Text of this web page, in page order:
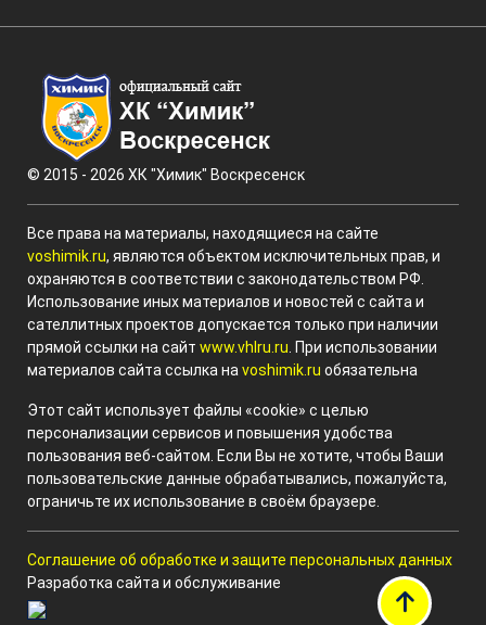
© 2015 - 2026 ХК "Химик" Воскресенск
Все права на материалы, находящиеся на сайте
voshimik.ru, являются объектом исключительных прав, и
охраняются в соответствии с законодательством РФ.
Использование иных материалов и новостей с сайта и
сателлитных проектов допускается только при наличии
прямой ссылки на сайт www.vhlru.ru . При использовании
материалов сайта ссылка на voshimik.ru обязательна
Этот сайт использует файлы «cookie» с целью
персонализации сервисов и повышения удобства
пользования веб-сайтом. Если Вы не хотите, чтобы Ваши
пользовательские данные обрабатывались, пожалуйста,
ограничьте их использование в своём браузере.
Соглашение об обработке и защите персональных данных
Разработка сайта и обслуживание